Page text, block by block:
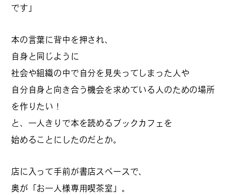
#昼飲み・春飲み
#おすすめ手土産
#今月のアートな時間割
です」
本の言葉に背中を押され、
自身と同じように
社会や組織の中で自分を見失ってしまった人や
自分自身と向き合う機会を求めている人のための場所
を作りたい！
と、一人きりで本を読めるブックカフェを
始めることにしたのだとか。
店に入って手前が書店スペースで、
奥が「お一人様専用喫茶室」。